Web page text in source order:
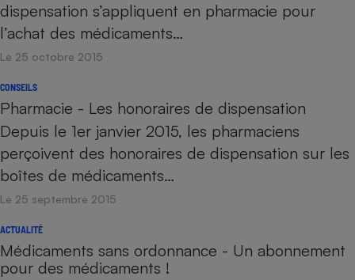
dispensation s’appliquent en pharmacie pour
l’achat des médicaments…
Le 25 octobre 2015
CONSEILS
Pharmacie - Les honoraires de dispensation
Depuis le 1er janvier 2015, les pharmaciens
perçoivent des honoraires de dispensation sur les
boîtes de médicaments…
Le 25 septembre 2015
ACTUALITÉ
Médicaments sans ordonnance - Un abonnement
pour des médicaments !